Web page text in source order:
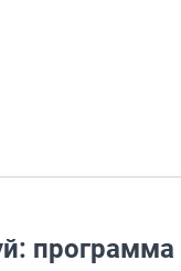
программа